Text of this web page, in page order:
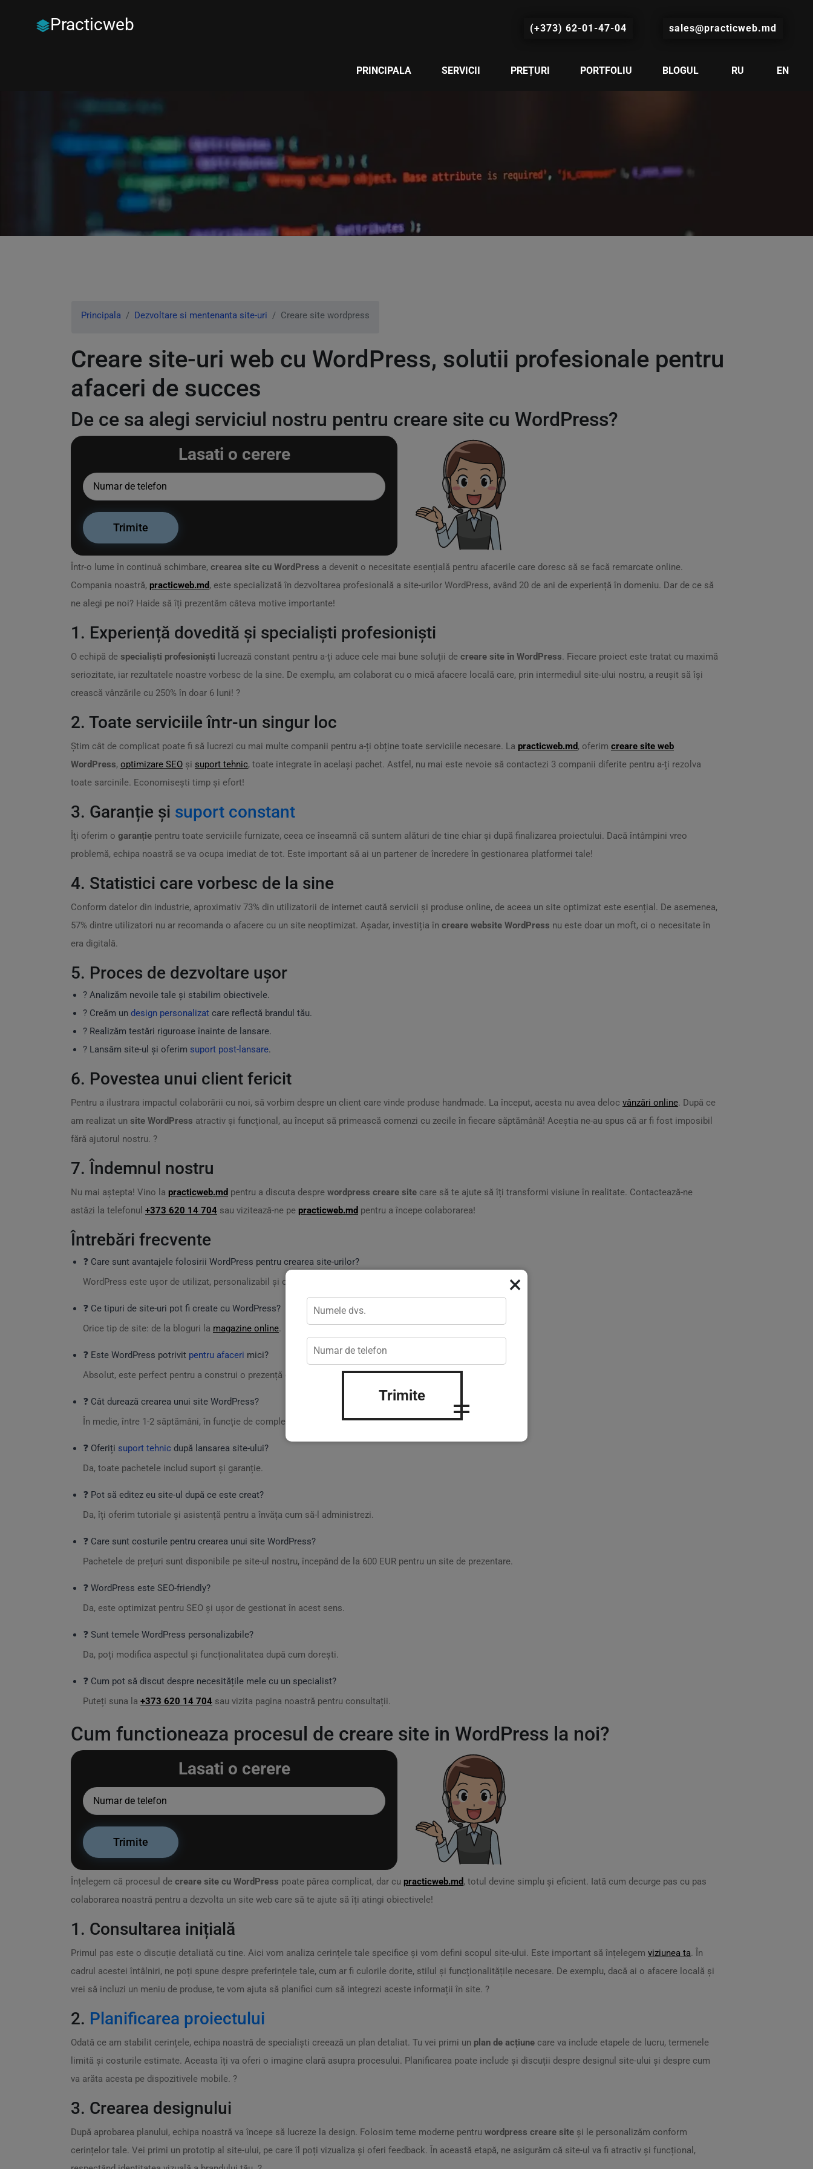
Practicweb sales@practicweb.md
(+373) 62-01-47-04
PRINCIPALA SERVICII PREȚURI PORTFOLIU BLOGUL RU EN
Principala Dezvoltare si mentenanta site-uri Creare site wordpress
Creare site-uri web cu WordPress, solutii profesionale pentru
afaceri de succes
De ce sa alegi serviciul nostru pentru creare site cu WordPress?
Lasati o cerere
Într-o lume în continuă schimbare, crearea site cu WordPress a devenit o necesitate esențială pentru afacerile care doresc să se facă remarcate online.
Compania noastră, practicweb.md, este specializată în dezvoltarea profesională a site-urilor WordPress, având 20 de ani de experiență în domeniu. Dar de ce să
ne alegi pe noi? Haide să îți prezentăm câteva motive importante!
1. Experiență dovedită și specialiști profesioniști
O echipă de specialiști profesioniști lucrează constant pentru a-ți aduce cele mai bune soluții de creare site în WordPress. Fiecare proiect este tratat cu maximă
seriozitate, iar rezultatele noastre vorbesc de la sine. De exemplu, am colaborat cu o mică afacere locală care, prin intermediul site-ului nostru, a reușit să își
crească vânzările cu 250% în doar 6 luni! ?
2. Toate serviciile într-un singur loc
Știm cât de complicat poate fi să lucrezi cu mai multe companii pentru a-ți obține toate serviciile necesare. La practicweb.md, oferim creare site web
WordPress, optimizare SEO și suport tehnic, toate integrate în același pachet. Astfel, nu mai este nevoie să contactezi 3 companii diferite pentru a-ți rezolva
toate sarcinile. Economisești timp și efort!
3. Garanție și suport constant
Îți oferim o garanție pentru toate serviciile furnizate, ceea ce înseamnă că suntem alături de tine chiar și după finalizarea proiectului. Dacă întâmpini vreo
problemă, echipa noastră se va ocupa imediat de tot. Este important să ai un partener de încredere în gestionarea platformei tale!
4. Statistici care vorbesc de la sine
Conform datelor din industrie, aproximativ 73% din utilizatorii de internet caută servicii și produse online, de aceea un site optimizat este esențial. De asemenea,
57% dintre utilizatori nu ar recomanda o afacere cu un site neoptimizat. Așadar, investiția în creare website WordPress nu este doar un moft, ci o necesitate în
era digitală.
5. Proces de dezvoltare ușor
? Analizăm nevoile tale și stabilim obiectivele.
? Creăm un design personalizat care reflectă brandul tău.
? Realizăm testări riguroase înainte de lansare.
? Lansăm site-ul și oferim suport post-lansare.
6. Povestea unui client fericit
Pentru a ilustrara impactul colaborării cu noi, să vorbim despre un client care vinde produse handmade. La început, acesta nu avea deloc vânzări online. După ce
am realizat un site WordPress atractiv și funcțional, au început să primească comenzi cu zecile în fiecare săptămână! Aceștia ne-au spus că ar fi fost imposibil
fără ajutorul nostru. ?
7. Îndemnul nostru
Nu mai aștepta! Vino la practicweb.md pentru a discuta despre wordpress creare site care să te ajute să îți transformi visiune în realitate. Contactează-ne
astăzi la telefonul +373 620 14 704 sau vizitează-ne pe practicweb.md pentru a începe colaborarea!
Întrebări frecvente
❓ Care sunt avantajele folosirii WordPress pentru crearea site-urilor?
WordPress este ușor de utilizat, personalizabil și optimizat pentru
❓ Ce tipuri de site-uri pot fi create cu WordPress?
Orice tip de site: de la bloguri la magazine online.
❓ Este WordPress potrivit pentru afaceri mici?
Absolut, este perfect pentru a construi o prezență online fără costuri mari.
❓ Cât durează crearea unui site WordPress?
În medie, între 1-2 săptămâni, în funcție de complexitate.
❓ Oferiți suport tehnic după lansarea site-ului?
Da, toate pachetele includ suport și garanție.
❓ Pot să editez eu site-ul după ce este creat?
Da, îți oferim tutoriale și asistență pentru a învăța cum să-l administrezi.
❓ Care sunt costurile pentru crearea unui site WordPress?
Pachetele de prețuri sunt disponibile pe site-ul nostru, începând de la 600 EUR pentru un site de prezentare.
❓ WordPress este SEO-friendly?
Da, este optimizat pentru SEO și ușor de gestionat în acest sens.
❓ Sunt temele WordPress personalizabile?
Da, poți modifica aspectul și funcționalitatea după cum dorești.
❓ Cum pot să discut despre necesitățile mele cu un specialist?
Puteți suna la +373 620 14 704 sau vizita pagina noastră pentru consultații.
Cum functioneaza procesul de creare site in WordPress la noi?
Lasati o cerere
Înțelegem că procesul de creare site cu WordPress poate părea complicat, dar cu practicweb.md, totul devine simplu și eficient. Iată cum decurge pas cu pas
colaborarea noastră pentru a dezvolta un site web care să te ajute să îți atingi obiectivele!
1. Consultarea inițială
Primul pas este o discuție detaliată cu tine. Aici vom analiza cerințele tale specifice și vom defini scopul site-ului. Este important să înțelegem viziunea ta. În
cadrul acestei întâlniri, ne poți spune despre preferințele tale, cum ar fi culorile dorite, stilul și funcționalitățile necesare. De exemplu, dacă ai o afacere locală și
vrei să incluzi un meniu de produse, te vom ajuta să planifici cum să integrezi aceste informații în site. ?️
2. Planificarea proiectului
Odată ce am stabilit cerințele, echipa noastră de specialiști creează un plan detaliat. Tu vei primi un plan de acțiune care va include etapele de lucru, termenele
limită și costurile estimate. Aceasta îți va oferi o imagine clară asupra procesului. Planificarea poate include și discuții despre designul site-ului și despre cum
va arăta acesta pe dispozitivele mobile. ?
3. Crearea designului
După aprobarea planului, echipa noastră va începe să lucreze la design. Folosim teme moderne pentru wordpress creare site și le personalizăm conform
cerințelor tale. Vei primi un prototip al site-ului, pe care îl poți vizualiza și oferi feedback. În această etapă, ne asigurăm că site-ul va fi atractiv și funcțional,
×
Trimite